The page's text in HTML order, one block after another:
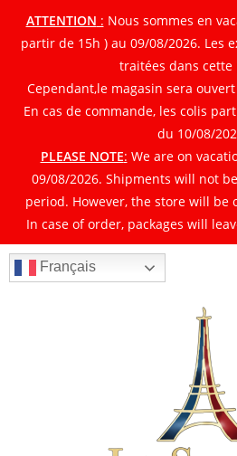
ATTENTION : Nous sommes en
partir de 15h ) au 09/08/2026. Les
traitées dans cette
Cependant,le magasin sera
En cas de commande, les colis
du 10/08/
PLEASE NOTE: We are on
09/08/2026. Shipments will not
period. However, the store will
In case of order, packages will
Français